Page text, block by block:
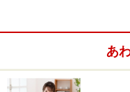
析
株価は上昇と下落を
め、株価が現在どの
あ